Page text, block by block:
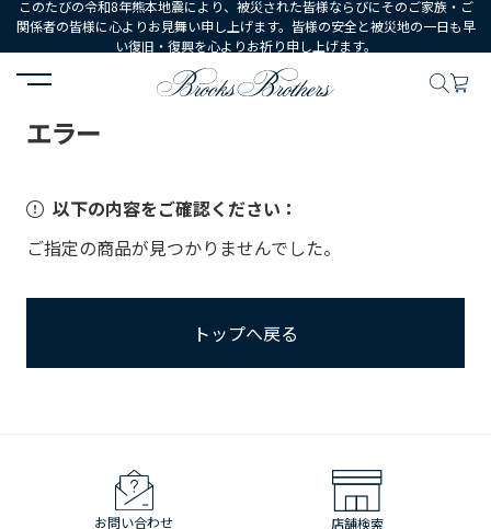
このたびの令和8年熊本地震により、被災された皆様ならびにそのご家族・ご
関係者の皆様に心よりお見舞い申し上げます。皆様の安全と被災地の一日も早
い復旧・復興を心よりお祈り申し上げます。
HOME
エラー
以下の内容をご確認ください：
ご指定の商品が見つかりませんでした。
トップへ戻る
お問い合わせ 店舗検索